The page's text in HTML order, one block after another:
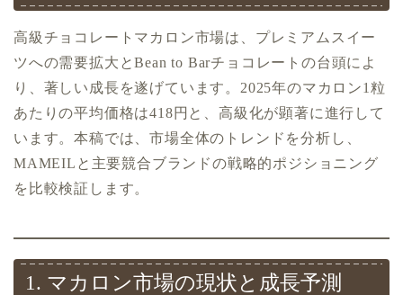
高級チョコレートマカロン市場は、プレミアムスイー
ツへの需要拡大とBean to Barチョコレートの台頭によ
り、著しい成長を遂げています。2025年のマカロン1粒
あたりの平均価格は418円と、高級化が顕著に進行して
います。本稿では、市場全体のトレンドを分析し、
MAMEILと主要競合ブランドの戦略的ポジショニング
を比較検証します。
1. マカロン市場の現状と成長予測